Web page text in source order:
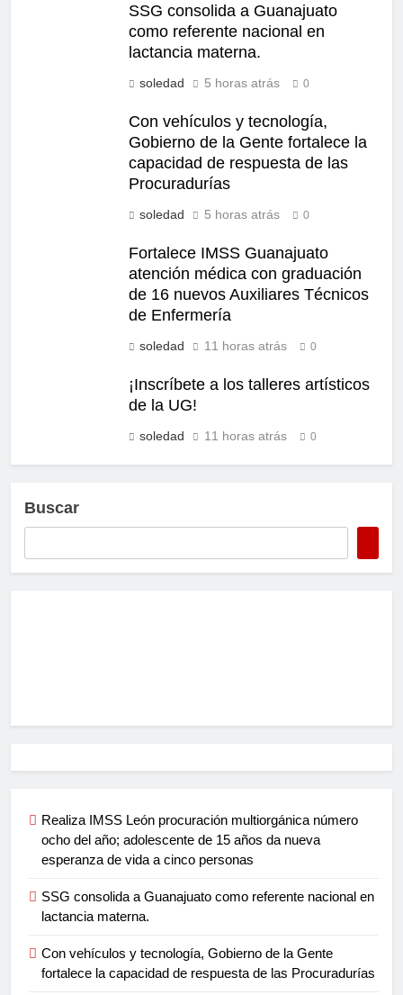
SSG consolida a Guanajuato
como referente nacional en
lactancia materna.
soledad 5 horas atrás 0
Con vehículos y tecnología,
Gobierno de la Gente fortalece la
capacidad de respuesta de las
Procuradurías
soledad 5 horas atrás 0
Fortalece IMSS Guanajuato
atención médica con graduación
de 16 nuevos Auxiliares Técnicos
de Enfermería
soledad 11 horas atrás 0
¡Inscríbete a los talleres artísticos
de la UG!
soledad 11 horas atrás 0
Buscar
Realiza IMSS León procuración multiorgánica número
ocho del año; adolescente de 15 años da nueva
esperanza de vida a cinco personas
SSG consolida a Guanajuato como referente nacional en
lactancia materna.
Con vehículos y tecnología, Gobierno de la Gente
fortalece la capacidad de respuesta de las Procuradurías